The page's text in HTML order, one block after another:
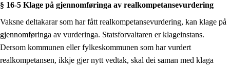
§ 16-5 Klage på gjennomføringa av realkompetansevurdering
Vaksne deltakarar som har fått realkompetansevurdering, kan klage på
gjennomføringa av vurderinga. Statsforvaltaren er klageinstans.
Dersom kommunen eller fylkeskommunen som har vurdert
realkompetansen, ikkje gjer nytt vedtak, skal dei saman med klaga